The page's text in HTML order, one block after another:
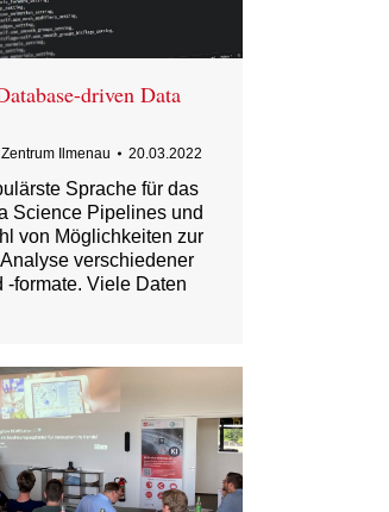
driven Data
Ilmenau 20.03.2022
Sprache für das
Science Pipelines und
von Möglichkeiten zur
verschiedener
-formate. Viele Daten